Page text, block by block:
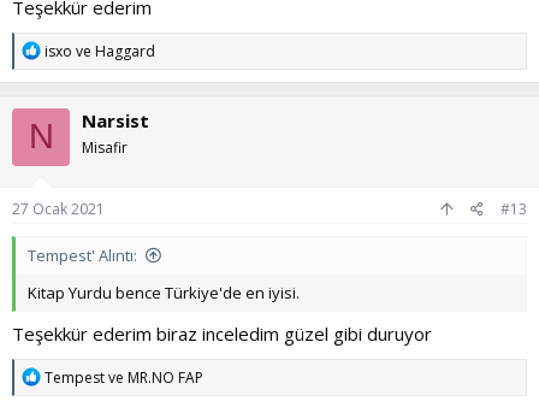
Teşekkür ederim
T
p
k
l
e
:
isxo ve Haggard
N Narsist
Misafir
27 Ocak 2021 #13
Tempest' Alıntı:
Kitap Yurdu bence Türkiye'de en iyisi.
Teşekkür ederim biraz inceledim güzel gibi duruyor
T
Tempestve MR.NO FAP